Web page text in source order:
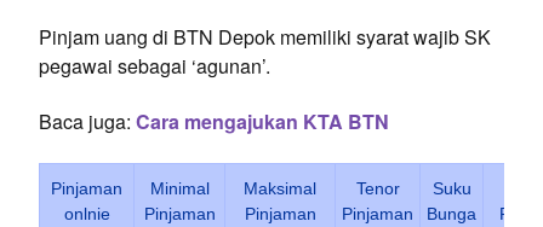
Pinjam uang di BTN Depok memiliki syarat wajib SK
pegawai sebagai ‘agunan’.
Baca juga: Cara mengajukan KTA BTN
Pinjaman
onlnie
Minimal
Pinjaman
Maksimal
Pinjaman
Tenor
Pinjaman
Suku
Bunga